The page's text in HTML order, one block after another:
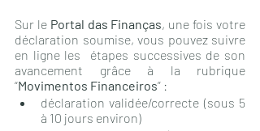
Sur le Portal das Finanças, une fois votre
déclaration soumise, vous pouvez suivre
en ligne les  étapes successives de son
avancement grâce à la rubrique
“Movimentos Financeiros” :
déclaration validée/correcte (sous 5
à 10 jours environ)